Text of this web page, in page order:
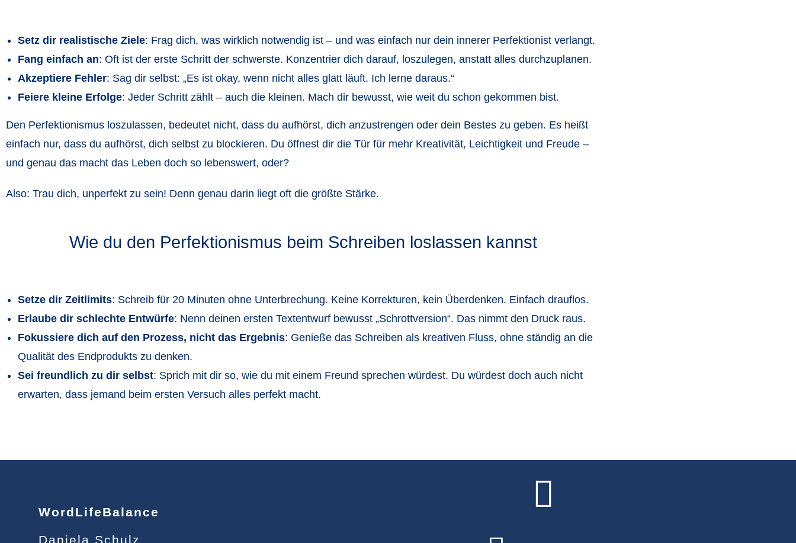
Setz dir realistische Ziele: Frag dich, was wirklich notwendig ist – und was einfach nur dein innerer Perfektionist verlangt.
Fang einfach an: Oft ist der erste Schritt der schwerste. Konzentrier dich darauf, loszulegen, anstatt alles durchzuplanen.
Akzeptiere Fehler: Sag dir selbst: „Es ist okay, wenn nicht alles glatt läuft. Ich lerne daraus.“
Feiere kleine Erfolge: Jeder Schritt zählt – auch die kleinen. Mach dir bewusst, wie weit du schon gekommen bist.
Den Perfektionismus loszulassen, bedeutet nicht, dass du aufhörst, dich anzustrengen oder dein Bestes zu geben. Es heißt
einfach nur, dass du aufhörst, dich selbst zu blockieren. Du öffnest dir die Tür für mehr Kreativität, Leichtigkeit und Freude –
und genau das macht das Leben doch so lebenswert, oder?
Also: Trau dich, unperfekt zu sein! Denn genau darin liegt oft die größte Stärke.
Wie du den Perfektionismus beim Schreiben loslassen kannst
Setze dir Zeitlimits: Schreib für 20 Minuten ohne Unterbrechung. Keine Korrekturen, kein Überdenken. Einfach drauflos.
Erlaube dir schlechte Entwürfe: Nenn deinen ersten Textentwurf bewusst „Schrottversion“. Das nimmt den Druck raus.
Fokussiere dich auf den Prozess, nicht das Ergebnis: Genieße das Schreiben als kreativen Fluss, ohne ständig an die
Qualität des Endprodukts zu denken.
Sei freundlich zu dir selbst: Sprich mit dir so, wie du mit einem Freund sprechen würdest. Du würdest doch auch nicht
erwarten, dass jemand beim ersten Versuch alles perfekt macht.
WordLifeBalance
Daniela Schulz